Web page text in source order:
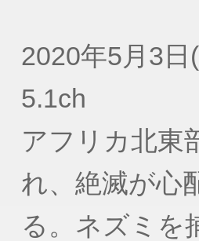
2020年5月3
5.1ch
アフリカ北東
れ、絶滅が心
る。ネズミを